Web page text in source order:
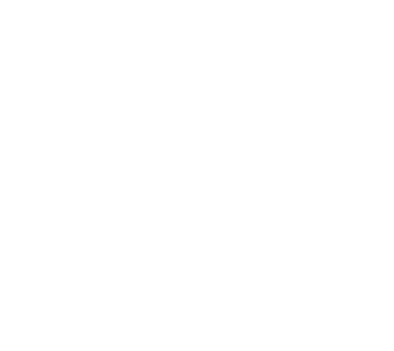
1001
12:36:59
NULL
run
true
false